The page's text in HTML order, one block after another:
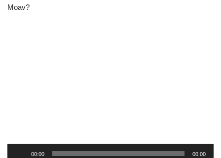
Moav?
00:00 00:00